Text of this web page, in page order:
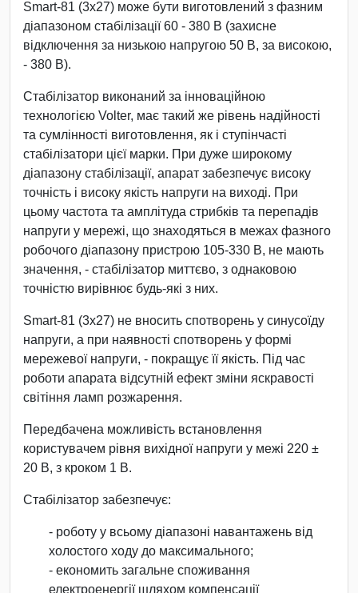
Smart-81 (3х27) може бути виготовлений з фазним
діапазоном стабілізації 60 - 380 В (захисне
відключення за низькою напругою 50 В, за високою,
- 380 В).
Стабілізатор виконаний за інноваційною
технологією Volter, має такий же рівень надійності
та сумлінності виготовлення, як і ступінчасті
стабілізатори цієї марки. При дуже широкому
діапазону стабілізації, апарат забезпечує високу
точність і високу якість напруги на виході. При
цьому частота та амплітуда стрибків та перепадів
напруги у мережі, що знаходяться в межах фазного
робочого діапазону пристрою 105-330 В, не мають
значення, - стабілізатор миттєво, з однаковою
точністю вирівнює будь-які з них.
Smart-81 (3х27) не вносить спотворень у синусоїду
напруги, а при наявності спотворень у формі
мережевої напруги, - покращує її якість. Під час
роботи апарата відсутній ефект зміни яскравості
світіння ламп розжарення.
Передбачена можливість встановлення
користувачем рівня вихідної напруги у межі 220 ±
20 В, з кроком 1 В.
Стабілізатор забезпечує:
- роботу у всьому діапазоні навантажень від
холостого ходу до максимального;
- економить загальне споживання
електроенергії шляхом компенсації